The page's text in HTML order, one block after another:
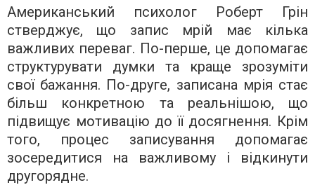
Американський психолог Роберт Грін
стверджує, що запис мрій має кілька
важливих переваг. По-перше, це допомагає
структурувати думки та краще зрозуміти
свої бажання. По-друге, записана мрія стає
більш конкретною та реальнішою, що
підвищує мотивацію до її досягнення. Крім
того, процес записування допомагає
зосередитися на важливому і відкинути
другорядне.